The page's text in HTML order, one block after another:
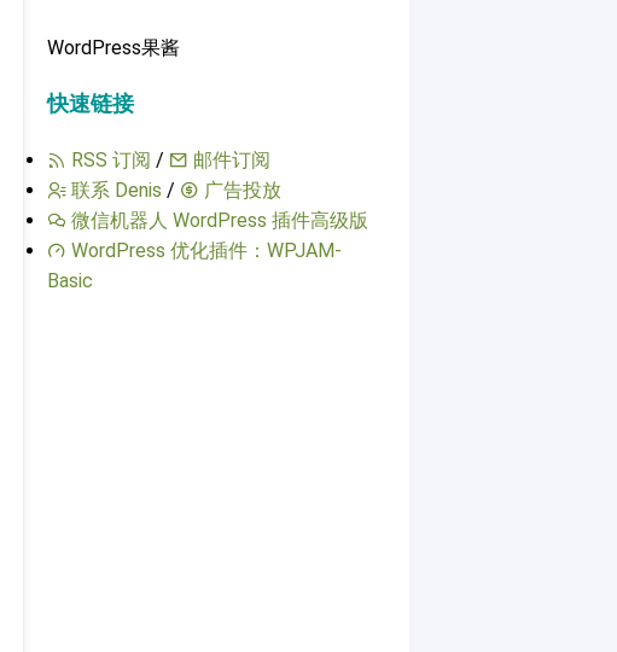
WordPress果酱
快速链接
RSS 订阅 /
邮件订阅
联系 Denis /
广告投放
微信机器人 WordPress 插件高级版
WordPress 优化插件：WPJAM-
Basic